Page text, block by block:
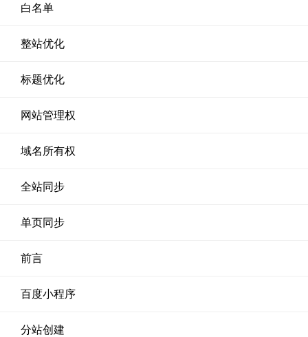
白名单
整站优化
标题优化
网站管理权
域名所有权
全站同步
单页同步
前言
百度小程序
分站创建